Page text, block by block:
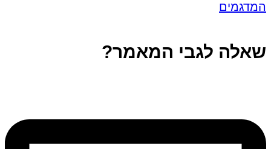
המדגמים
שאלה לגבי המאמר?